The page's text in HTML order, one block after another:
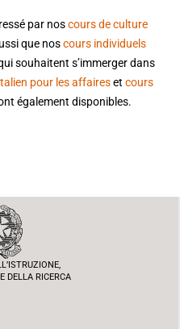
DELLA RICERCA
par noscours de culture
que noscours individuels
souhaitent s’immerger dans
pour les affaireset cours
également disponibles.